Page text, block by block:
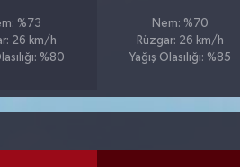
%73
26 km/h
%80
Nem: %70
Rüzgar: 26 km/h
Yağış Olasılığı: %85